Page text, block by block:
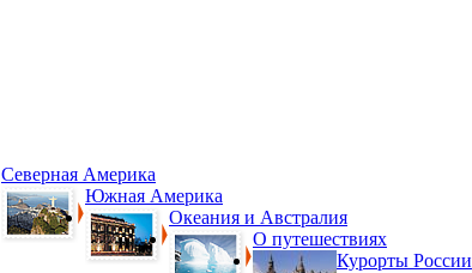
Северная Америка
Южная Америка
Океания и Австралия
О путешествиях
Курорты России